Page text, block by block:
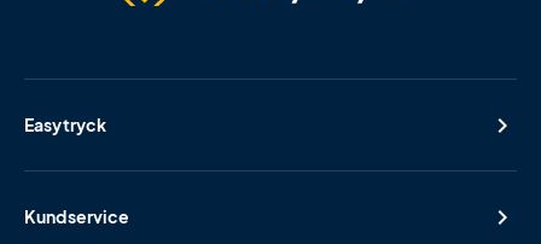
Easytryck
Kundservice